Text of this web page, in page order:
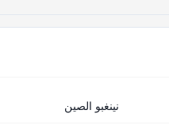
نينغبو الصين